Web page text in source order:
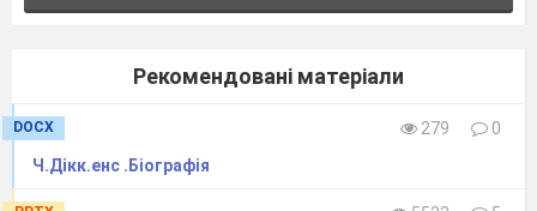
Рекомендовані матеріали
DOCX 279
0
Ч.Дікк.енс .Біографія